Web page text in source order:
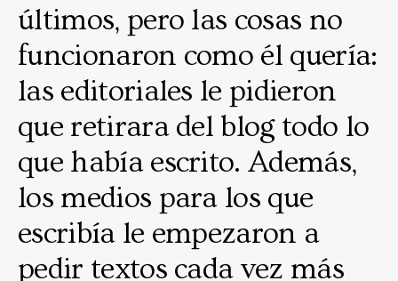
últimos, pero las cosas no
funcionaron como él quería:
las editoriales le pidieron
que retirara del blog todo lo
que había escrito. Además,
los medios para los que
escribía le empezaron a
pedir textos cada vez más